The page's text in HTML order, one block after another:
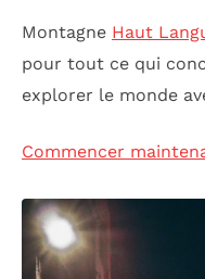
Montagne Haut
pour tout ce qui
explorer le monde
Commencer